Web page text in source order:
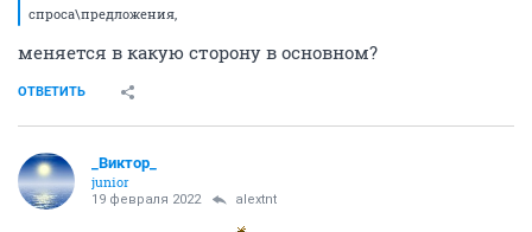
спроса\предложения,
меняется в какую сторону в основном?
ОТВЕТИТЬ
_Виктор_
juniоr
19 февраля 2022 alextnt